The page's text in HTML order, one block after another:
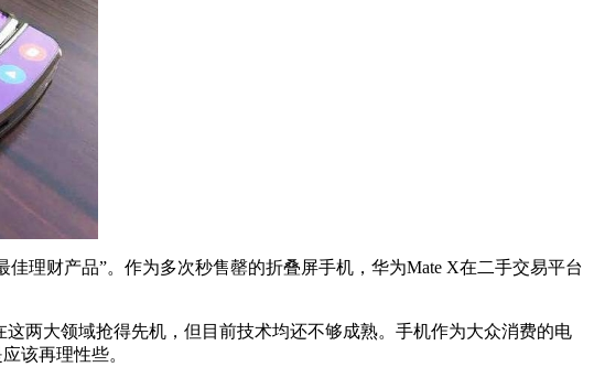
理财产品”。作为多次秒售罄的折叠屏手机，华为Mate X在二手交易平台
两大领域抢得先机，但目前技术均还不够成熟。手机作为大众消费的电
该再理性些。